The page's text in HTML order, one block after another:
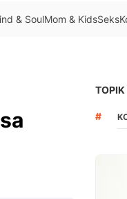
& SoulMom & KidsSeks
TOPIK
#